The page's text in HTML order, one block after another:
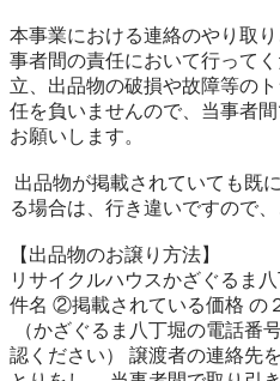
本事業における連絡のやり取
事者間の責任において行って
立、出品物の破損や故障等の
任を負いませんので、当事者
お願いします。
る場合は、行き違いですので、
【出品物のお譲り方法】
リサイクルハウスかざぐるま
件名 ②掲載されている価格 の
認ください） 譲渡者の連絡先